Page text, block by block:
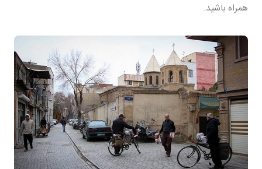
همراه باشید.